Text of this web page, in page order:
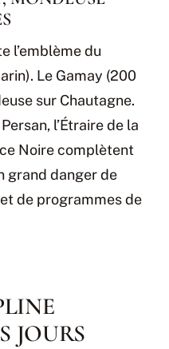
l’emblème du
Le Gamay (200
sur Chautagne.
l’Étraire de la
Noire complètent
grand danger de
de programmes de
JOURS